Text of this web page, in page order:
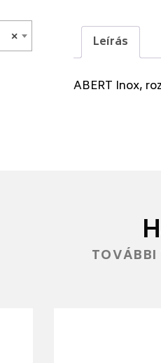
Leírás
ABERT Inox,
×
TOVÁBBI